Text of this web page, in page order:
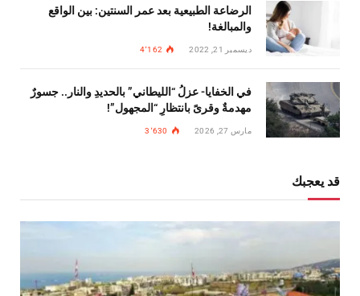
الرضاعة الطبيعية بعد عمر السنتين: بين الواقع
والمبالغة!
ديسمبر 21, 2022 4٬162
في الخفايا- عزلُ “الليطاني” بالحديدِ والنار.. جسورٌ
مهدمةٌ وقرىً بانتظارِ “المجهول”!
مارس 27, 2026 3٬630
قد يعجبك